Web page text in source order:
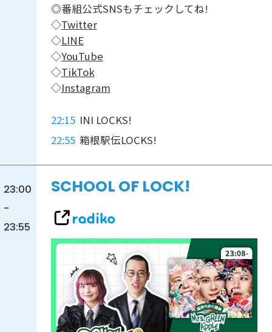
◎番組公式SNSもチェックしてね!
◇Twitter
◇LINE
◇YouTube
◇TikTok
◇Instagram
22:15 INI LOCKS!
22:55 箱根駅伝LOCKS!
23:00
-
23:55
SCHOOL OF LOCK!